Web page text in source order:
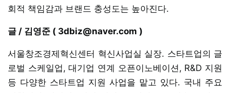
회적 책임감과 브랜드 충성도는 높아진다.
글 / 김영준 ( 3dbiz@naver.com )
서울창조경제혁신센터 혁신사업실 실장. 스타트업의 글
로벌 스케일업, 대기업 연계 오픈이노베이션, R&D 지원
등 다양한 스타트업 지원 사업을 맡고 있다. 국내 주요